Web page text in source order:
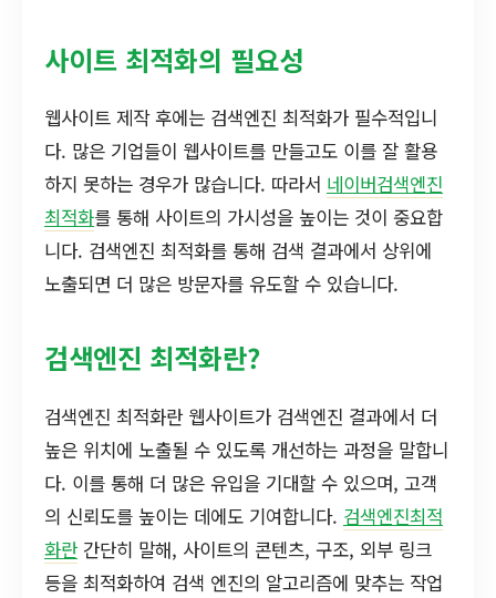
사이트 최적화의 필요성
웹사이트 제작 후에는 검색엔진 최적화가 필수적입니
다. 많은 기업들이 웹사이트를 만들고도 이를 잘 활용
하지 못하는 경우가 많습니다. 따라서 네이버검색엔진
최적화를 통해 사이트의 가시성을 높이는 것이 중요합
니다. 검색엔진 최적화를 통해 검색 결과에서 상위에
노출되면 더 많은 방문자를 유도할 수 있습니다.
검색엔진 최적화란?
검색엔진 최적화란 웹사이트가 검색엔진 결과에서 더
높은 위치에 노출될 수 있도록 개선하는 과정을 말합니
다. 이를 통해 더 많은 유입을 기대할 수 있으며, 고객
의 신뢰도를 높이는 데에도 기여합니다. 검색엔진최적
화란간단히 말해, 사이트의 콘텐츠, 구조, 외부 링크
등을 최적화하여 검색 엔진의 알고리즘에 맞추는 작업